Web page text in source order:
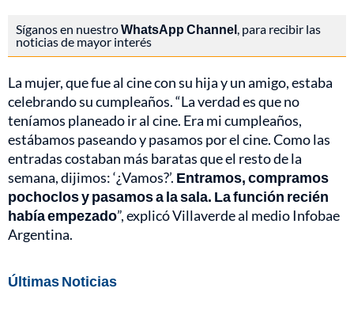
Síganos en nuestroWhatsApp Channel, para recibir las
noticias de mayor interés
La mujer, que fue al cine con su hija y un amigo, estaba
celebrando su cumpleaños. “La verdad es que no
teníamos planeado ir al cine. Era mi cumpleaños,
estábamos paseando y pasamos por el cine. Como las
entradas costaban más baratas que el resto de la
semana, dijimos: ‘¿Vamos?’. Entramos, compramos
pochoclos y pasamos a la sala. La función recién
había empezado”, explicó Villaverde al medio Infobae
Argentina.
Últimas Noticias